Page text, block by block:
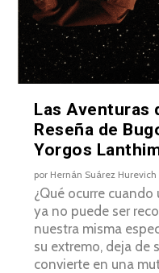
Las Aventuras
Reseña de
Yorgos
por Hernán Suárez Hurevich
¿Qué ocurre
ya no puede ser
nuestra misma
su extremo, deja de
convierte en una